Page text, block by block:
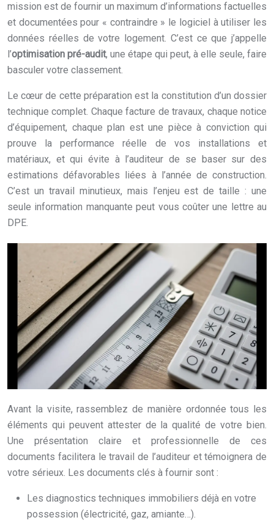
mission est de fournir un maximum d’informations factuelles
et documentées pour « contraindre » le logiciel à utiliser les
données réelles de votre logement. C’est ce que j’appelle
l’optimisation pré-audit, une étape qui peut, à elle seule, faire
basculer votre classement.
Le cœur de cette préparation est la constitution d’un dossier
technique complet. Chaque facture de travaux, chaque notice
d’équipement, chaque plan est une pièce à conviction qui
prouve la performance réelle de vos installations et
matériaux, et qui évite à l’auditeur de se baser sur des
estimations défavorables liées à l’année de construction.
C’est un travail minutieux, mais l’enjeu est de taille : une
seule information manquante peut vous coûter une lettre au
DPE.
Avant la visite, rassemblez de manière ordonnée tous les
éléments qui peuvent attester de la qualité de votre bien.
Une présentation claire et professionnelle de ces
documents facilitera le travail de l’auditeur et témoignera de
votre sérieux. Les documents clés à fournir sont :
Les diagnostics techniques immobiliers déjà en votre
possession (électricité, gaz, amiante…).